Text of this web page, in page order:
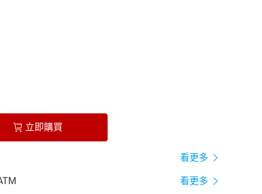
立即購買
看更多
看更多